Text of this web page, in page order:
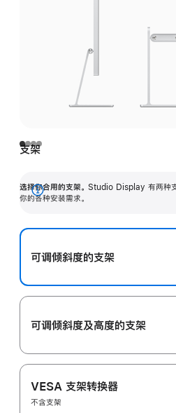
支架
选择你合用的支架。 Studio Display 有两种支
你的各种安装需求。
展
可调倾斜度的支架
可调倾斜度及高‍度的支‍架
VESA 支架转换器
不含支架